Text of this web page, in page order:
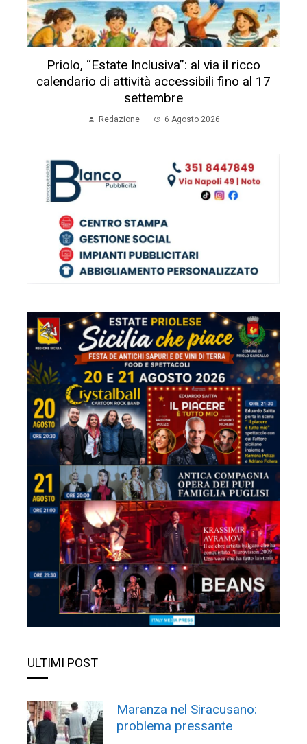
Priolo, “Estate Inclusiva”: al via il ricco
calendario di attività accessibili fino al 17
settembre
Redazione 6 Agosto 2026
ULTIMI POST
Maranza nel Siracusano:
problema pressante